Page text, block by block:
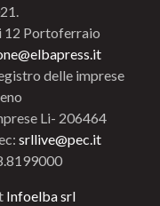
12 Portoferraio
delle imprese
Li- 206464
srllive@pec.it
Infoelba srl